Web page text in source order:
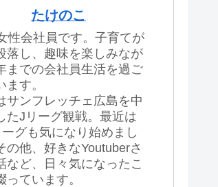
たけのこ
性会社員です。子育てが
落し、趣味を楽しみなが
までの会社員生活を過ご
ます。
サンフレッチェ広島を中
たJリーグ観戦。最近は
グも気になり始めまし
の他、好きなYoutuberさ
など、日々気になったこ
っています。